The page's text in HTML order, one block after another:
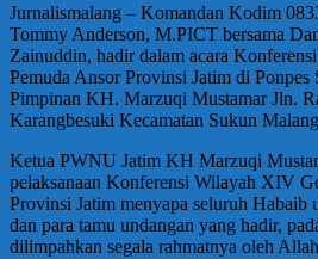
Jurnalismalang – Komandan Kodim
Tommy Anderson, M.PICT bersama
Zainuddin, hadir dalam acara
Pemuda Ansor Provinsi Jatim di Ponpes
Pimpinan KH. Marzuqi Mustamar Jln.
Karangbesuki Kecamatan Sukun
Ketua PWNU Jatim KH Marzuqi
pelaksanaan Konferensi Wilayah XIV
Provinsi Jatim menyapa seluruh Habaib
dan para tamu undangan yang hadir,
dilimpahkan segala rahmatnya oleh